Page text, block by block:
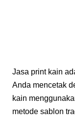
Jasa print kain
Anda mencetak
kain
metode sablon